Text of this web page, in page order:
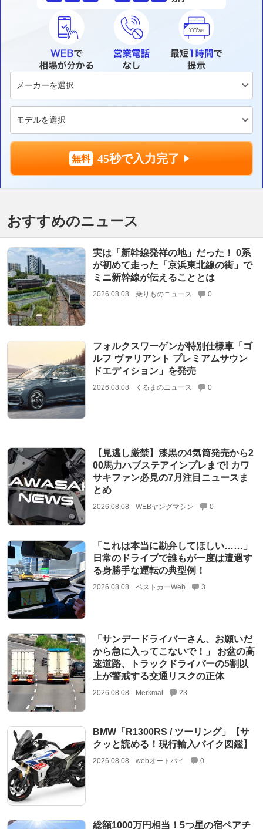
45秒で入力完了
おすすめのニュース
実は「新幹線発祥の地」だった！ 0系
が初めて走った「京浜東北線の街」で
ミニ新幹線が伝えることとは
2026.08.08 乗りものニュース 0
フォルクスワーゲンが特別仕様車「ゴ
ルフ ヴァリアント プレミアムサウン
ドエディション」を発売
2026.08.08 くるまのニュース 0
【見逃し厳禁】漆黒の4気筒発売から2
00馬力ハブステアインプレまで! カワ
サキファン必見の7月注目ニュースま
とめ
2026.08.08 WEBヤングマシン 0
「これは本当に勘弁してほしい……」
日常のドライブで誰もが一度は遭遇す
る身勝手な運転の典型例！
2026.08.08 ベストカーWeb 3
「サンデードライバーさん、お願いだ
から急に入ってこないで！」 お盆の高
速道路、トラックドライバーの5割以
上が警戒する交通リスクの正体
2026.08.08 Merkmal 23
BMW「R1300RS / ツーリング」【サ
クッと読める！現行輸入バイク図鑑】
2026.08.08 webオートバイ 0
総額1000万円相当！5つ星の宿ペアチ